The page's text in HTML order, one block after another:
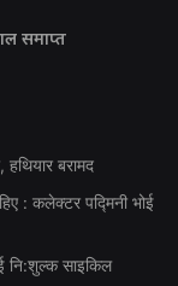
समाप्त
बरामद
: कलेक्टर पद्मिनी भोई
नि:शुल्क साइकिल